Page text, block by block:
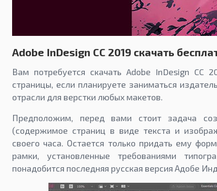
Adobe InDesign CC 2019 скачать
Вам потребуется скачать Adobe InDesign CC
страницы, если планируете заниматься
отрасли для верстки любых макетов.
Предположим, перед вами стоит задача
(содержимое страниц в виде текста и
своего часа. Остается только придать ему
рамки, установленные требованиями
понадобится последняя русская версия Адобе